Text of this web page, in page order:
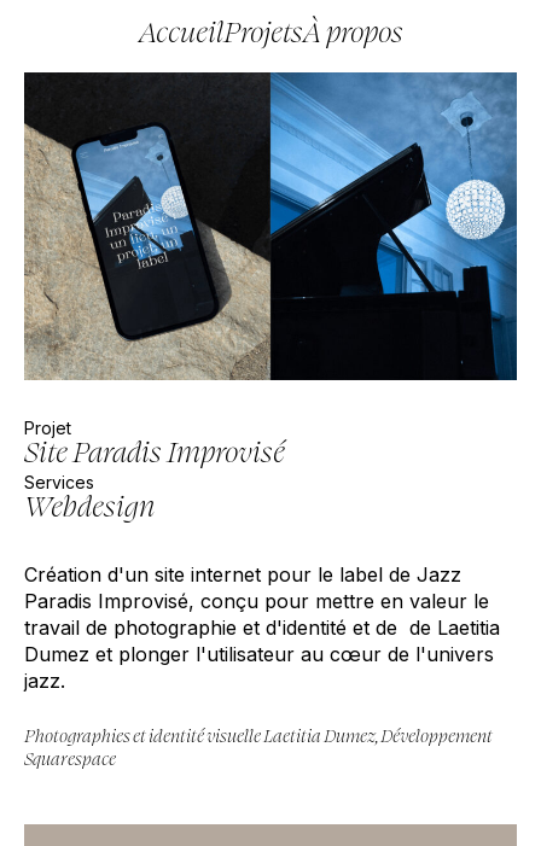
AccueilProjetsÀ propos
Projet
Site Paradis Improvisé
Services
Webdesign
Création d'un site internet pour le label de Jazz
Paradis Improvisé, conçu pour mettre en valeur le
travail de photographie et d'identité et de de Laetitia
Dumez et plonger l'utilisateur au cœur de l'univers
jazz.
Photographies et identité visuelle Laetitia Dumez, Développement
Squarespace